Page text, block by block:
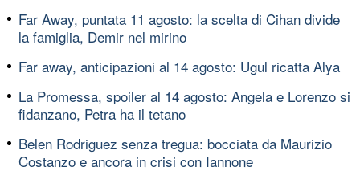
Far Away, puntata 11 agosto: la scelta di Cihan divide
la famiglia, Demir nel mirino
Far away, anticipazioni al 14 agosto: Ugul ricatta Alya
La Promessa, spoiler al 14 agosto: Angela e Lorenzo si
fidanzano, Petra ha il tetano
Belen Rodriguez senza tregua: bocciata da Maurizio
Costanzo e ancora in crisi con Iannone